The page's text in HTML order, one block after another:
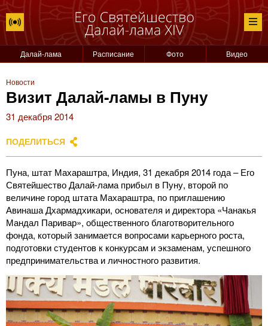
Далай-лама Расписание Фото Видео
Новости
Визит Далай-ламы в Пуну
31 декабря 2014
ПОДЕЛИТЬСЯ
Пуна, штат Махараштра, Индия, 31 декабря 2014 года – Его
Святейшество Далай-лама прибыл в Пуну, второй по
величине город штата Махараштра, по приглашению
Авинаша Дхармадхикари, основателя и директора «Чанакья
Мандал Паривар», общественного благотворительного
фонда, который занимается вопросами карьерного роста,
подготовки студентов к конкурсам и экзаменам, успешного
предпринимательства и личностного развития.